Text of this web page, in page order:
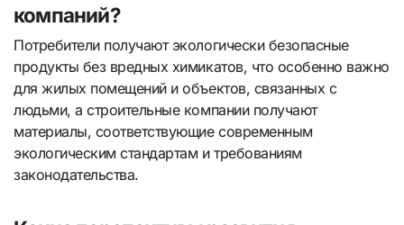
компаний?
Потребители получают экологически безопасные
продукты без вредных химикатов, что особенно важно
для жилых помещений и объектов, связанных с
людьми, а строительные компании получают
материалы, соответствующие современным
экологическим стандартам и требованиям
законодательства.